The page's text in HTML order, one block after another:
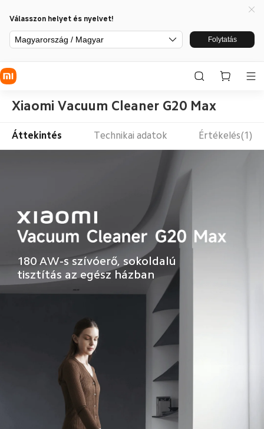
Válasszon helyet és nyelvet!
Magyarország / Magyar Folytatás
Xiaomi Vacuum Cleaner G20 Max
Áttekintés Technikai adatok Értékelés(1)
180 AW-s szívóerő, sokoldalú
tisztítás az egész házban